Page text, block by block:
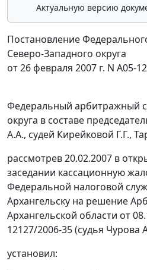
Актуальную версию
Постановление
Северо-Западного округа
от 26 февраля 2007 г. N А05-
Федеральный арбитражный
округа в составе
А.А., судей Кирейковой Г.Г.,
рассмотрев 20.02.2007 в
заседании кассационную
Федеральной налоговой
Архангельску на решение
Архангельской области от
12127/2006-35 (судья Чурова
установил: